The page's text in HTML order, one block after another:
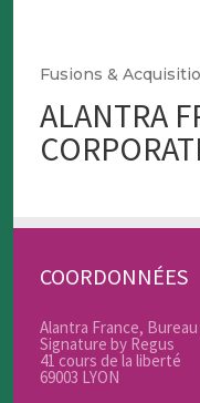
Fusions &
ALANTRA
COORDONNÉES
Alantra France,
Signature by Regus
41 cours de la liberté
69003 LYON